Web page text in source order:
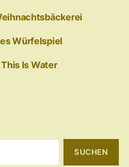
Würfelspiel
Is Water